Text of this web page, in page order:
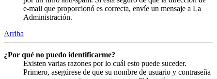
e-mail que proporcionó es correcta, envíe un mensaje a La
Administración.
Arriba
¿Por qué no puedo identificarme?
Existen varias razones por lo cuál esto puede suceder.
Primero, asegúrese de que su nombre de usuario y contraseña